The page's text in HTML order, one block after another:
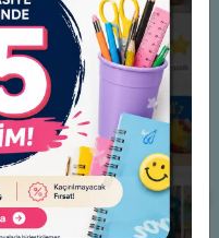
Manyetik Bloklar - Mıknatıslı